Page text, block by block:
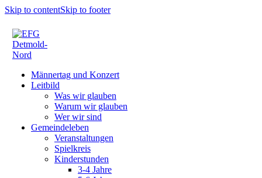
Skip to contentSkip to footer
Männertag und Konzert
Leitbild
Was wir glauben
Warum wir glauben
Wer wir sind
Gemeindeleben
Veranstaltungen
Spielkreis
Kinderstunden
3-4 Jahre